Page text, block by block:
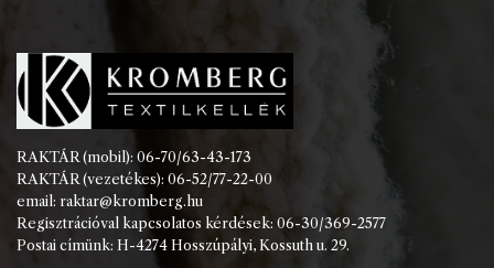
RAKTÁR (mobil): 06-70/63-43-173
RAKTÁR (vezetékes): 06-52/77-22-00
email: raktar@kromberg.hu
Regisztrációval kapcsolatos kérdések: 06-30/369-2577
Postai címünk: H-4274 Hosszúpályi, Kossuth u. 29.